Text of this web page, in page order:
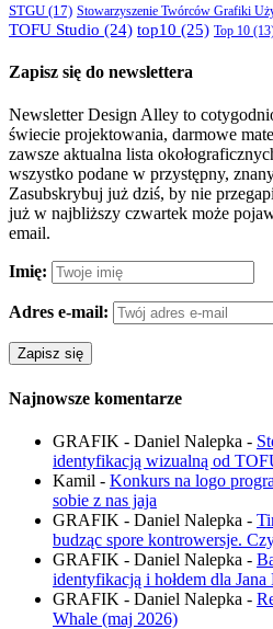
STGU (17) Stowarzyszenie Twórców Grafiki
TOFU Studio (24) top10 (25) Top 10
Zapisz się do newslettera
Newsletter Design Alley to
świecie projektowania, darmowe
zawsze aktualna lista
wszystko podane w przystępny,
Zasubskrybuj już dziś, by nie
już w najbliższy czwartek może
email.
Imię:
Adres e-mail:
Najnowsze komentarze
GRAFIK - Daniel Nalepka -
identyfikacją wizualną od
Kamil - Konkurs na logo
sobie z nas jaja
GRAFIK - Daniel Nalepka -
budząc spore kontrowersje.
GRAFIK - Daniel Nalepka -
identyfikacją i hołdem dla Jana
GRAFIK - Daniel Nalepka -
Whale (maj 2026)